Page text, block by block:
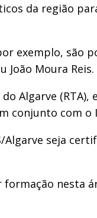
da região
exemplo,
João Moura Reis.
Algarve
conjunto com
Algarve seja